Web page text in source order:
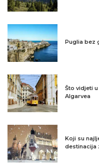
Puglia bez
Što vidjeti
Algarvea
Koji su
destinacija